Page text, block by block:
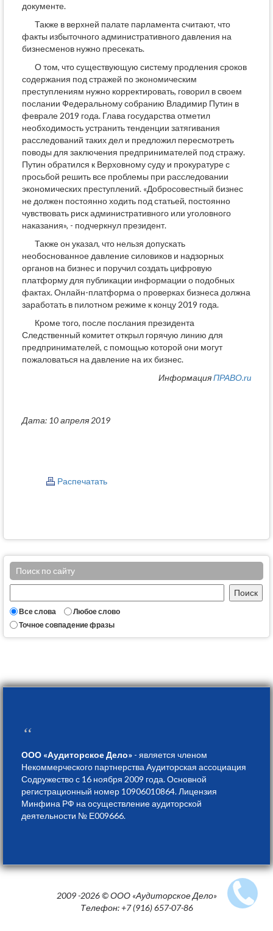
документе.
Также в верхней палате парламента считают, что
факты избыточного административного давления на
бизнесменов нужно пресекать.
О том, что существующую систему продления сроков
содержания под стражей по экономическим
преступлениям нужно корректировать, говорил в своем
послании Федеральному собранию Владимир Путин в
феврале 2019 года. Глава государства отметил
необходимость устранить тенденции затягивания
расследований таких дел и предложил пересмотреть
поводы для заключения предпринимателей под стражу.
Путин обратился к Верховному суду и прокуратуре с
просьбой решить все проблемы при расследовании
экономических преступлений. «Добросовестный бизнес
не должен постоянно ходить под статьей, постоянно
чувствовать риск административного или уголовного
наказания», - подчеркнул президент.
Также он указал, что нельзя допускать
необоснованное давление силовиков и надзорных
органов на бизнес и поручил создать цифровую
платформу для публикации информации о подобных
фактах. Онлайн-платформа о проверках бизнеса должна
заработать в пилотном режиме к концу 2019 года.
Кроме того, после послания президента
Следственный комитет открыл горячую линию для
предпринимателей, с помощью которой они могут
пожаловаться на давление на их бизнес.
ИнформацияПРАВО.ru
Дата: 10 апреля 2019
Распечатать
Поиск по сайту
Все слова
Любое слово
Точное совпадение фразы
“
ООО «Аудиторское Дело» - является членом
Некоммерческого партнерства Аудиторская ассоциация
Содружество с 16 ноября 2009 года. Основной
регистрационный номер 10906010864. Лицензия
Минфина РФ на осуществление аудиторской
деятельности № Е009666.
2009 -2026 © ООО «Аудиторское Дело»
Телефон: +7 (916) 657-07-86